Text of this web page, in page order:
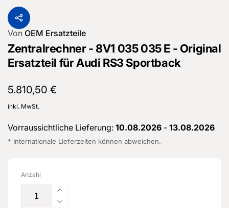
Von OEM Ersatzteile
Zentralrechner - 8V1 035 035 E - Original
Ersatzteil für Audi RS3 Sportback
Normaler
Preis
5.810,50 €
inkl. MwSt.
Vorraussichtliche Lieferung: 10.08.2026 - 13.08.2026
* Internationale Lieferzeiten können abweichen.
Anzahl
Erhöhe
die